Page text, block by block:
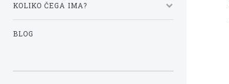
KOLIKO ČEGA IMA?
BLOG